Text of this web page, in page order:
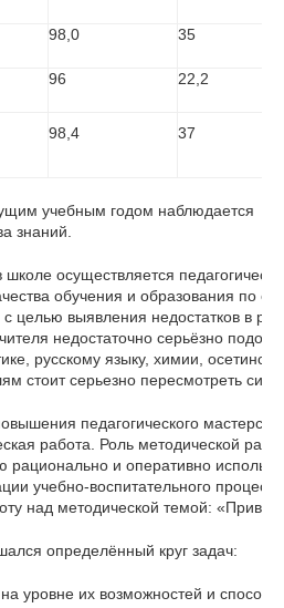
98,0 35
96 22,2
98,4 37
учебным годом наблюдается
знаний.
школе осуществляется
обучения и образования по
целью выявления недостатков в
недостаточно серьёзно
русскому языку, химии,
стоит серьезно пересмотреть
педагогического
работа. Роль методической
рационально и оперативно
учебно-воспитательного
над методической темой:
определённый круг задач:
уровне их возможностей и